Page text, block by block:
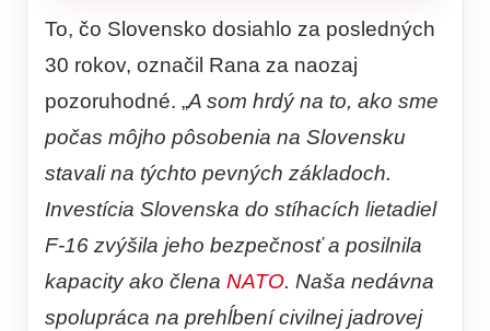
To, čo Slovensko dosiahlo za posledných
30 rokov, označil Rana za naozaj
pozoruhodné. „A som hrdý na to, ako sme
počas môjho pôsobenia na Slovensku
stavali na týchto pevných základoch.
Investícia Slovenska do stíhacích lietadiel
F-16 zvýšila jeho bezpečnosť a posilnila
kapacity ako člena NATO. Naša nedávna
spolupráca na prehĺbení civilnej jadrovej